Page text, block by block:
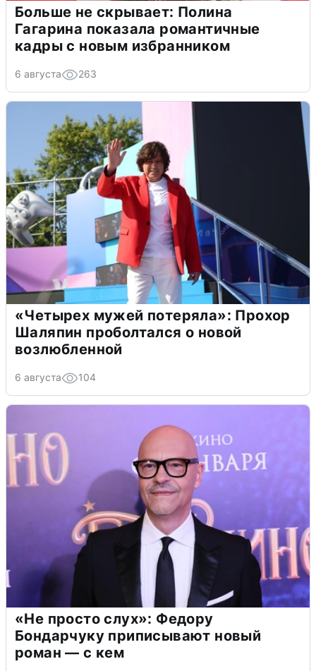
Больше не скрывает: Полина
Гагарина показала романтичные
кадры с новым избранником
6 августа 263
«Четырех мужей потеряла»: Прохор
Шаляпин проболтался о новой
возлюбленной
6 августа 104
«Не просто слух»: Федору
Бондарчуку приписывают новый
роман — с кем